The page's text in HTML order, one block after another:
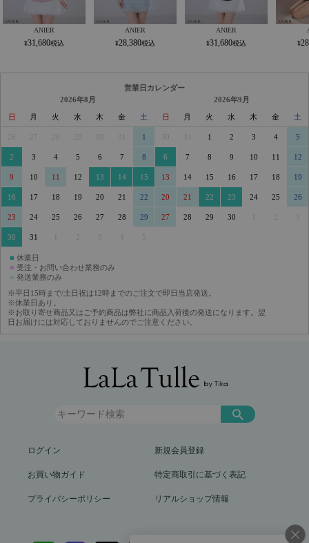
ANIER
31,680
ANIER
28,380
ANIER
31,680
営業日カレンダー
2026年8月
日 月 火 水 木 金 土
26 27 29 1
2 3 4 5 6 7 8
9 10 11 12 13 14 15
16 17 18 19 20 21 22
23 24 25 26 27 28 29
30 31 5
2026年9月
日 月 火 水 木 金 土
1 2 3 4 5
6 7 8 9 10 11 12
13 14 15 16 17 18 19
20 21 22 23 24 25 26
27 28 29 30
■ 休業日
■ 受注・お問い合わせ業務のみ
■ 発送業務のみ
※平日15時まで/土日祝は12時までのご注文で即日当店発送。
※休業日あり。
※お取り寄せ商品又はご予約商品は弊社に商品入荷後の発送になります。翌
日お届けには対応しておりませんのでご注意ください。
ログイン 新規会員登録
お買い物ガイド 特定商取引に基づく表記
プライバシーポリシー リアルショップ情報